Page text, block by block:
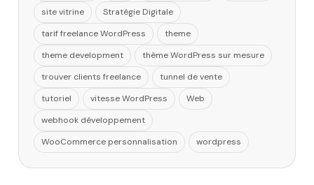
site vitrine
Stratégie Digitale
tarif freelance WordPress
theme
theme development
thème WordPress sur mesure
trouver clients freelance
tunnel de vente
tutoriel
vitesse WordPress
Web
webhook développement
WooCommerce personnalisation
wordpress